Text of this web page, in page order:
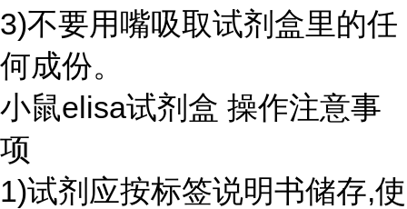
3)不要用嘴吸取试剂盒里的任
何成份。
小鼠elisa试剂盒 操作注意事
项
1)试剂应按标签说明书储存,使